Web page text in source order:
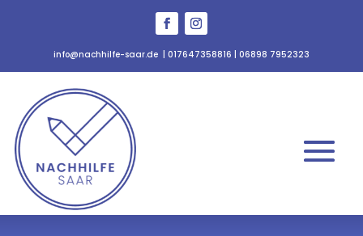
info@nachhilfe-saar.de 017647358816 06898 7952323